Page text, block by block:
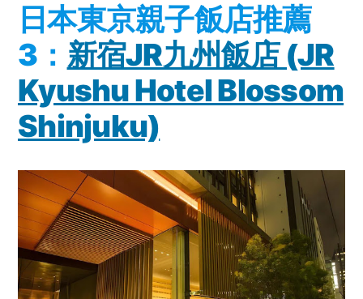
日本東京親子飯店推薦
3： 新宿JR九州飯店 (JR
Kyushu Hotel Blossom
Shinjuku)